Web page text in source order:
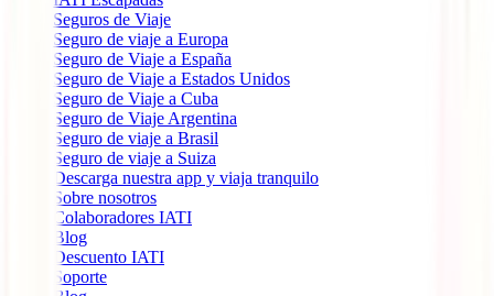
Seguros de Viaje
Seguro de viaje a Europa
Seguro de Viaje a España
Seguro de Viaje a Estados Unidos
Seguro de Viaje a Cuba
Seguro de Viaje Argentina
Seguro de viaje a Brasil
Seguro de viaje a Suiza
Descarga nuestra app y viaja tranquilo
Sobre nosotros
Colaboradores IATI
Blog
Descuento IATI
Soporte